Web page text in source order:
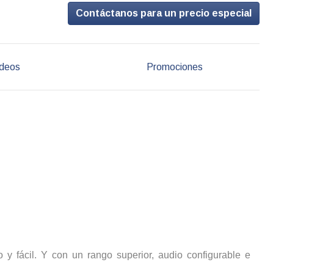
Contáctanos para un precio especial
Promociones
y fácil. Y con un rango superior, audio configurable e